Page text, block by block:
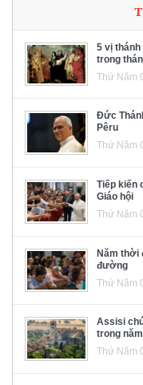
5 vị thánh
trong
Thứ Năm
Đức
Pêru
Thứ Năm
Tiếp kiến
Giáo hội
Thứ Năm
Năm thời
đường
Thứ Năm
Assisi
trong
Thứ Năm